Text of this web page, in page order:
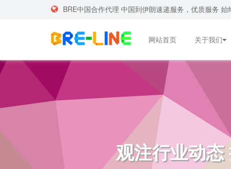
BRE中国合作代理 中国到伊朗速递服务，优质服务 始
网站首页 关于我们
观注行业动态